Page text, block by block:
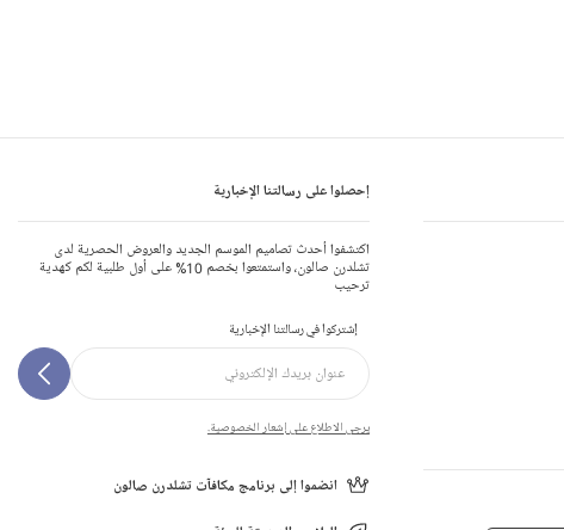
إحصلوا على رسالتنا الإخبارية
اكتشفوا أحدث تصاميم الموسم الجديد والعروض الحصرية لدى
تشلدرن صالون، واستمتعوا بخصم 10% على أول طلبية لكم كهدية
ترحيب
إشتركوا في رسالتنا الإخبارية
يرجى الاطلاع على إشعار الخصوصية.
انضموا إلى برنامج مكافآت تشلدرن صالون